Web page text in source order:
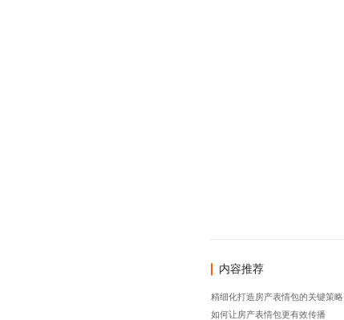
内容推荐
精细化打造房产表情包的关键策略
如何让房产表情包更有效传播